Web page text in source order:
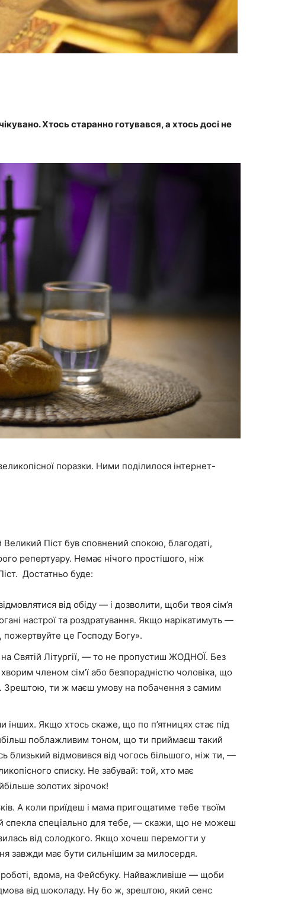
Хтось старанно готувався, а хтось досі не
поразки. Ними поділилося інтернет-
Піст був сповнений спокою, благодаті,
репертуару. Немає нічого простішого, ніж
Достатньо буде:
від обіду — і дозволити, щоби твоя сім’я
настрої та роздратування. Якщо нарікатимуть —
пожертвуйте це Господу Богу».
Святій Літургії, — то не пропустиш ЖОДНОЇ. Без
членом сім’ї або безпорадністю чоловіка, що
Зрештою, ти ж маєш умову на побачення з самим
інших. Якщо хтось скаже, що по п’ятницях стає під
поблажливим тоном, що ти приймаєш такий
відмовився від чогось більшого, ніж ти, —
списку. Не забувай: той, хто має
золотих зірочок!
А коли приїдеш і мама пригощатиме тебе твоїм
спеціально для тебе, — скажи, що не можеш
від солодкого. Якщо хочеш перемогти у
завжди має бути сильнішим за милосердя.
вдома, на Фейсбуку. Найважливіше — щоби
від шоколаду. Ну бо ж, зрештою, який сенс